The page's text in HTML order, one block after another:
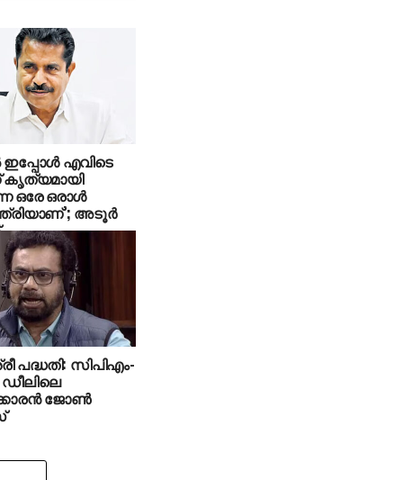
എവിടെ
കൃത്യമായി
ഒരേ ഒരാള്‍
അടൂര്‍
പദ്ധതി: സിപിഎം-
ജോണ്‍